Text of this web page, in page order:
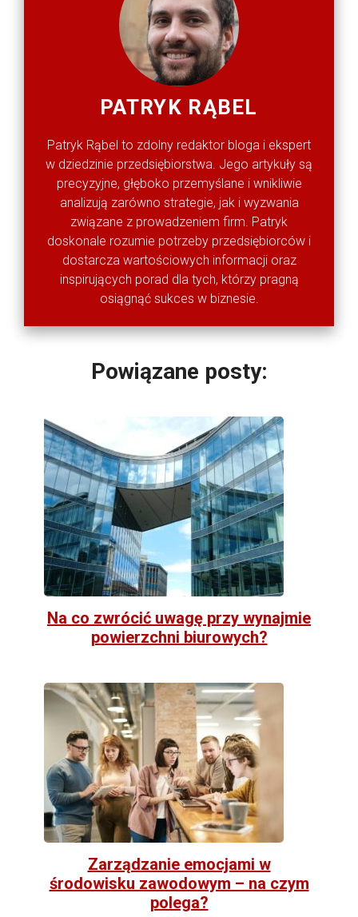
PATRYK RĄBEL
Patryk Rąbel to zdolny redaktor bloga i ekspert
w dziedzinie przedsiębiorstwa. Jego artykuły są
precyzyjne, głęboko przemyślane i wnikliwie
analizują zarówno strategie, jak i wyzwania
związane z prowadzeniem firm. Patryk
doskonale rozumie potrzeby przedsiębiorców i
dostarcza wartościowych informacji oraz
inspirujących porad dla tych, którzy pragną
osiągnąć sukces w biznesie.
Powiązane posty:
Na co zwrócić uwagę przy wynajmie
powierzchni biurowych?
Zarządzanie emocjami w
środowisku zawodowym – na czym
polega?